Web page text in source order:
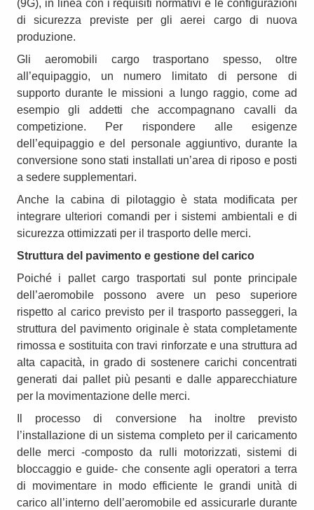
(9G), in linea con i requisiti normativi e le configurazioni
di sicurezza previste per gli aerei cargo di nuova
produzione.
Gli aeromobili cargo trasportano spesso, oltre
all’equipaggio, un numero limitato di persone di
supporto durante le missioni a lungo raggio, come ad
esempio gli addetti che accompagnano cavalli da
competizione. Per rispondere alle esigenze
dell’equipaggio e del personale aggiuntivo, durante la
conversione sono stati installati un’area di riposo e posti
a sedere supplementari.
Anche la cabina di pilotaggio è stata modificata per
integrare ulteriori comandi per i sistemi ambientali e di
sicurezza ottimizzati per il trasporto delle merci.
Struttura del pavimento e gestione del carico
Poiché i pallet cargo trasportati sul ponte principale
dell’aeromobile possono avere un peso superiore
rispetto al carico previsto per il trasporto passeggeri, la
struttura del pavimento originale è stata completamente
rimossa e sostituita con travi rinforzate e una struttura ad
alta capacità, in grado di sostenere carichi concentrati
generati dai pallet più pesanti e dalle apparecchiature
per la movimentazione delle merci.
Il processo di conversione ha inoltre previsto
l’installazione di un sistema completo per il caricamento
delle merci -composto da rulli motorizzati, sistemi di
bloccaggio e guide- che consente agli operatori a terra
di movimentare in modo efficiente le grandi unità di
carico all’interno dell’aeromobile ed assicurarle durante